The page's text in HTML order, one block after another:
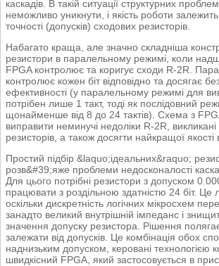
каскадів. В такій ситуації структурних
неможливо уникнути, і якість роботи
точності (допусків) сходових резисторів.
Набагато краща, але значно складніша
резистори в паралельному режимі, коли
FPGA контролює та коригує сходи R-2R.
контролює кожен біт відповідно та досягає
ефективності (у паралельному режимі для
потрібен лише 1 такт, тоді як послідовний
щонайменше від 8 до 24 тактів). Схема з
виправити неминучі недоліки R-2R, викликані
резисторів, а також досягти найкращої якості
Простий підбір &laquo;ідеальних&raquo;
розв&#39;яже проблеми недосконалості
Для цього потрібні резистори з допуском
працювати з роздільною здатністю 24 біт. Це
оскільки дискретність логічних мікросхем
занадто великий внутрішній імпеданс і
значення допуску резистора. Рішення
залежати від допусків. Це комбінація обох
наднизьким допуском, керовані технологією
швидкісний FPGA, який застосовується в